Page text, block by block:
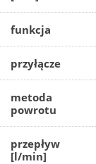
funkcja
przyłącze
metoda
powrotu
przepływ
[l/min]